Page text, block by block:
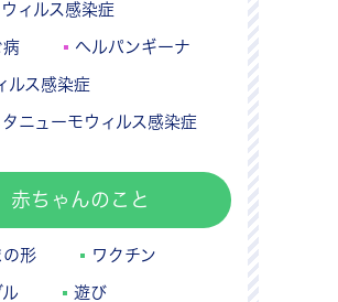
ィルス感染症
病 ヘルパンギーナ
ルス感染症
タニューモウィルス感染症
赤ちゃんのこと
の形 ワクチン
ル 遊び